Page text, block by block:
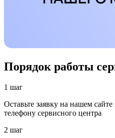
Порядок работы
1 шаг
Оставьте заявку на нашем
телефону сервисного центра
2 шаг